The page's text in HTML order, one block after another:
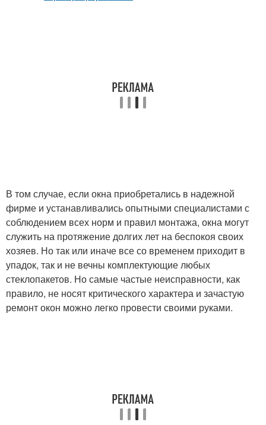
В том случае, если окна приобретались в надежной
фирме и устанавливались опытными специалистами с
соблюдением всех норм и правил монтажа, окна могут
служить на протяжение долгих лет на беспокоя своих
хозяев. Но так или иначе все со временем приходит в
упадок, так и не вечны комплектующие любых
стеклопакетов. Но самые частые неисправности, как
правило, не носят критического характера и зачастую
ремонт окон можно легко провести своими руками.